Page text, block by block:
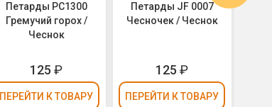
Петарды РС1300
Гремучий горох /
Чеснок
125 ₽
ПЕРЕЙТИ К ТОВАРУ
Петарды JF 0007
Чесночек / Чеснок
125 ₽
ПЕРЕЙТИ К ТОВАРУ